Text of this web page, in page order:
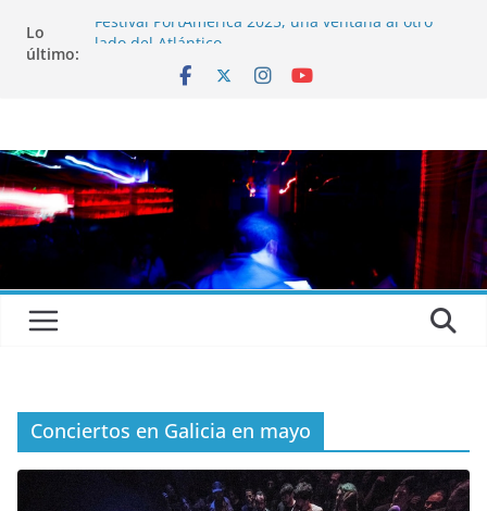
Lo
último:
Festival PortAmérica 2025, una ventana al otro
lado del Atlántico
El Atlantic Fest 2025 propone un menú musical
realmente exquisito
Entrevista a RUMIA
Entrevista a mariagrep
Conciertos en Galicia en mayo